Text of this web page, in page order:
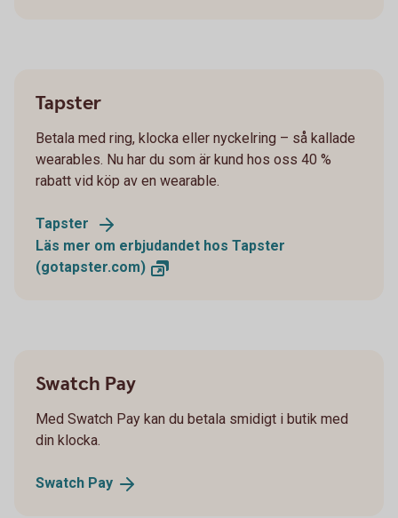
Tapster
Betala med ring, klocka eller nyckelring – så kallade
wearables. Nu har du som är kund hos oss 40 %
rabatt vid köp av en wearable.
Tapster
Läs mer om erbjudandet hos Tapster
(gotapster.com)
Swatch Pay
Med Swatch Pay kan du betala smidigt i butik med
din klocka.
Swatch Pay